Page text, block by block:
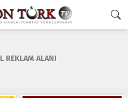
REKLAM ALANI